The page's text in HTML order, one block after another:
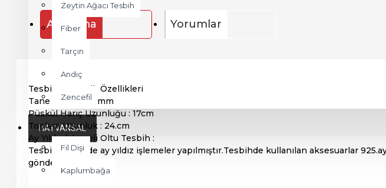
Zeytin Ağacı Tesbih
Fiber
Tarçın
Andıç
Zencefil
HAYVANSAL
Fil Dişi
Kaplumbağa
Açıklama Yorumlar
Tesbihin Teknik Özellikleri
Tane Ebatı : 8*9.mm
Püskül Harıç Uzunluğu : 17cm
Toplam Uzunluk : 24.cm
Ay Yıldız İşlemeli Oltu Tesbih :
Tesbih üzerinde ay yıldız işlemeler yapılmıştır.Tesbihde kullanılan aksesuarlar
gönderilecektir.